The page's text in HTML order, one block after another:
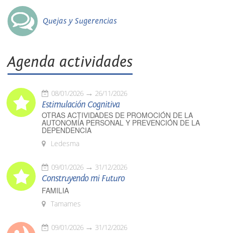
Quejas y Sugerencias
Agenda actividades
08/01/2026 26/11/2026
Estimulación Cognitiva
OTRAS ACTIVIDADES DE PROMOCIÓN DE LA
AUTONOMÍA PERSONAL Y PREVENCIÓN DE LA
DEPENDENCIA
Ledesma
09/01/2026 31/12/2026
Construyendo mi Futuro
FAMILIA
Tamames
09/01/2026 31/12/2026